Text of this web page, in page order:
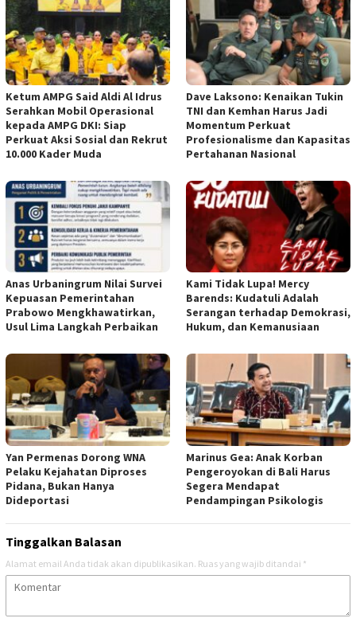
Ketum AMPG Said Aldi Al Idrus
Serahkan Mobil Operasional
kepada AMPG DKI: Siap
Perkuat Aksi Sosial dan Rekrut
10.000 Kader Muda
Dave Laksono: Kenaikan Tukin
TNI dan Kemhan Harus Jadi
Momentum Perkuat
Profesionalisme dan Kapasitas
Pertahanan Nasional
Anas Urbaningrum Nilai Survei
Kepuasan Pemerintahan
Prabowo Mengkhawatirkan,
Usul Lima Langkah Perbaikan
Kami Tidak Lupa! Mercy
Barends: Kudatuli Adalah
Serangan terhadap Demokrasi,
Hukum, dan Kemanusiaan
Yan Permenas Dorong WNA
Pelaku Kejahatan Diproses
Pidana, Bukan Hanya
Dideportasi
Marinus Gea: Anak Korban
Pengeroyokan di Bali Harus
Segera Mendapat
Pendampingan Psikologis
Tinggalkan Balasan
Alamat email Anda tidak akan dipublikasikan. Ruas yang wajib ditandai *